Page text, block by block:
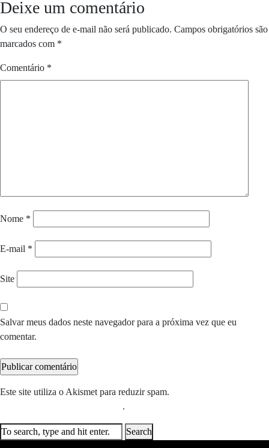
Deixe um comentário
O seu endereço de e-mail não será publicado. Campos obrigatórios são
marcados com *
Comentário *
Nome *
E-mail *
Site
Salvar meus dados neste navegador para a próxima vez que eu
comentar.
Este site utiliza o Akismet para reduzir spam.
.
Search